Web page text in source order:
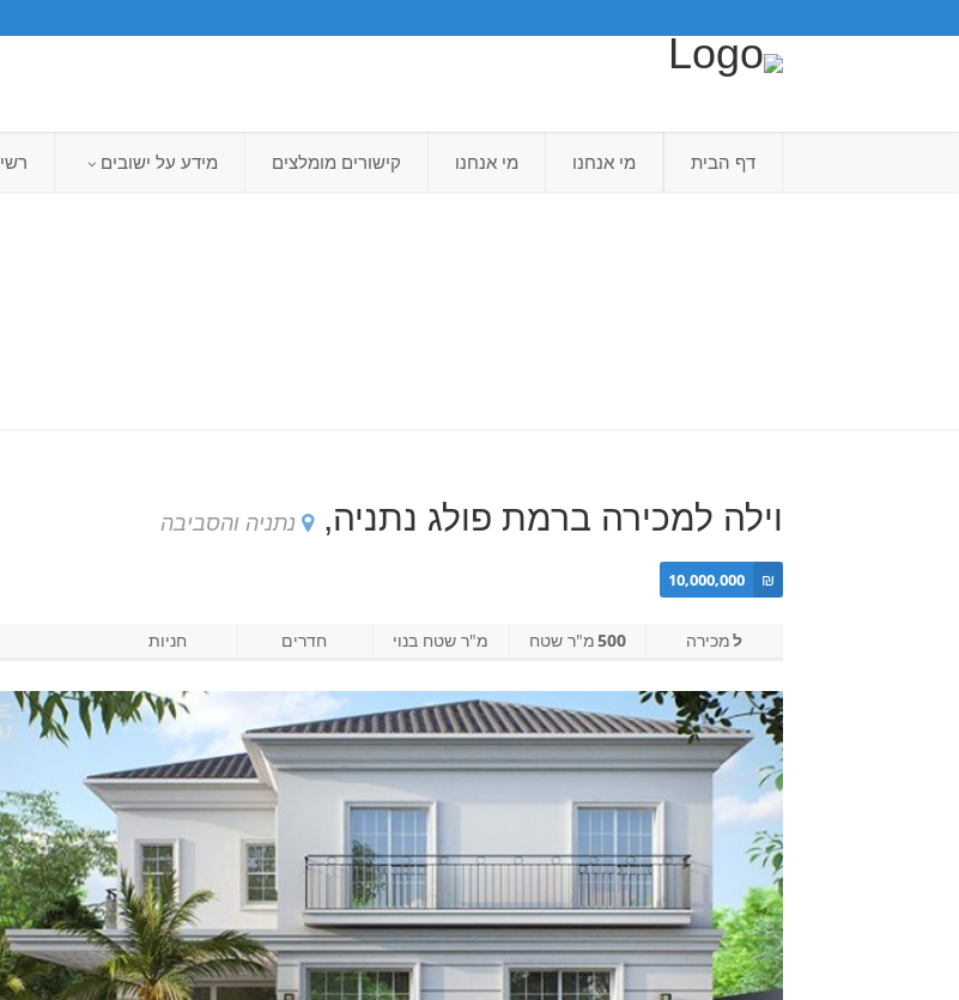
דף הבית מי אנחנו מי אנחנו קישורים מומלצים מידע על ישובים
וילה למכירה ברמת פולג נתניה, נתניה והסביבה
₪
10,000,000
למכירה 500מ"ר שטח מ"ר שטח בנוי חדרים חניות